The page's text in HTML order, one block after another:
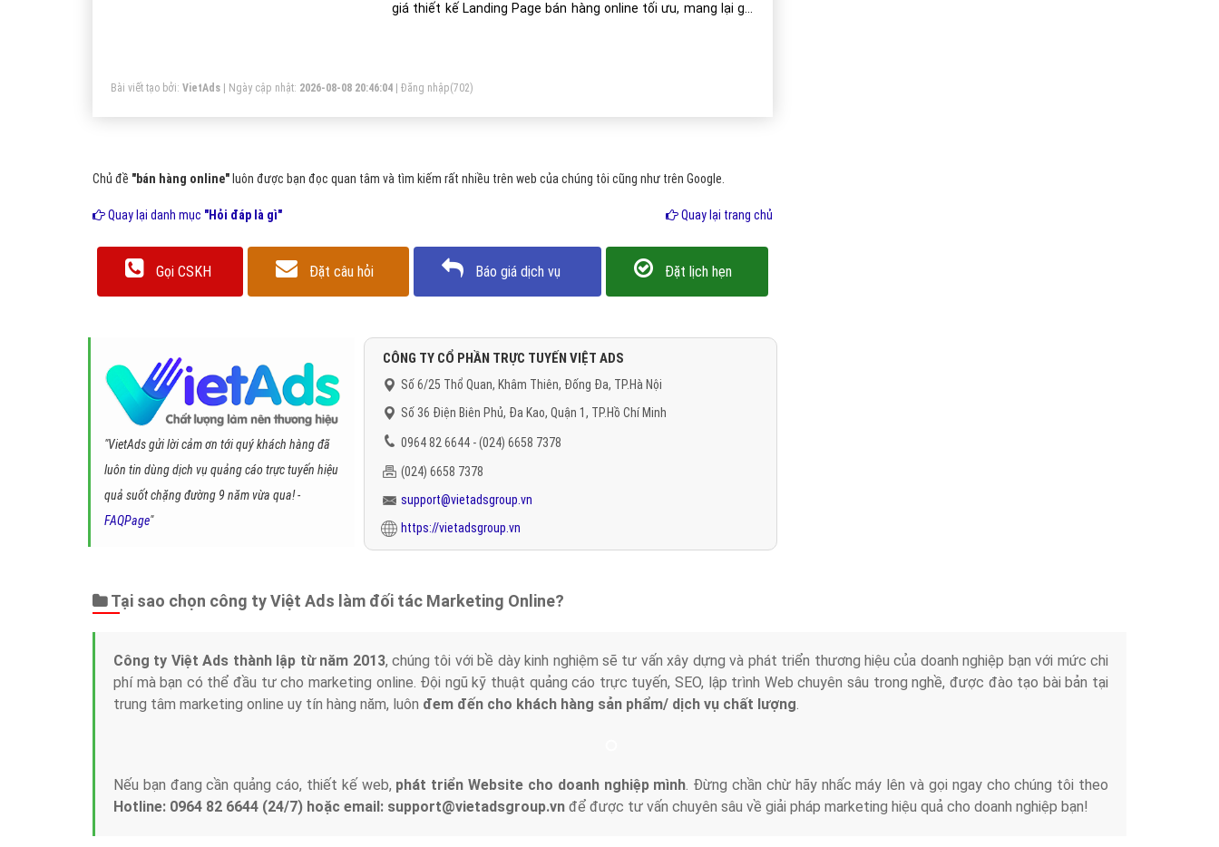
giá thiết kế Landing Page bán hàng online tối ưu, mang lại giá
Bài viết tạo bởi: VietAds | Ngày cập nhật: 2026-08-08 20:46:04 Đăng nhập(702)
Chủ đề "bán hàng online" luôn được bạn đọc quan tâm và tìm kiếm rất nhiều trên web của chúng tôi cũng như trên Google.
Quay lại danh mục "Hỏi đáp là gì" Quay lại trang chủ
Gọi CSKH Đặt câu hỏi Báo giá dịch vụ Đặt lịch hẹn
"VietAds gửi lời cảm ơn tới quý khách hàng đã
luôn tin dùng dịch vụ quảng cáo trực tuyến hiệu
quả suốt chặng đường 9 năm vừa qua! -
FAQPage"
CÔNG TY CỔ PHẦN TRỰC TUYẾN VIỆT ADS
Số 6/25 Thổ Quan, Khâm Thiên, Đống Đa, TP.Hà Nội
Số 36 Điện Biên Phủ, Đa Kao, Quận 1, TP.Hồ Chí Minh
0964 82 6644 - (024) 6658 7378
(024) 6658 7378
support@vietadsgroup.vn
https://vietadsgroup.vn
Tại sao chọn công ty Việt Ads làm đối tác Marketing Online?
Công ty Việt Ads thành lập từ năm 2013, chúng tôi với bề dày kinh nghiệm sẽ tư vấn xây dựng và phát triển thương hiệu của doanh nghiệp bạn với mức chi
phí mà bạn có thể đầu tư cho marketing online. Đội ngũ kỹ thuật quảng cáo trực tuyến, SEO, lập trình Web chuyên sâu trong nghề, được đào tạo bài bản tại
trung tâm marketing online uy tín hàng năm, luôn đem đến cho khách hàng sản phẩm/ dịch vụ chất lượng